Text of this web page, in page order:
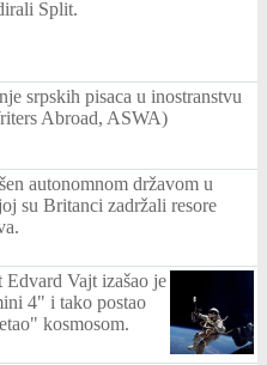
Split.
srpskih pisaca u inostranstvu
Abroad, ASWA)
autonomnom državom u
su Britanci zadržali resore
Vajt izašao je
4" i tako postao
kosmosom.